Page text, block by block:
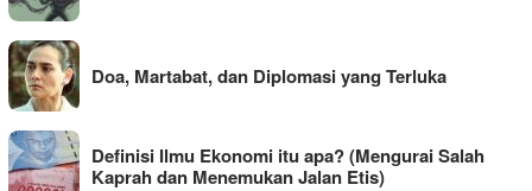
Doa, Martabat, dan Diplomasi yang Terluka
Definisi Ilmu Ekonomi itu apa? (Mengurai Salah
Kaprah dan Menemukan Jalan Etis)